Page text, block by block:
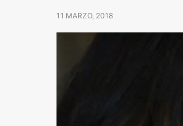
11 MARZO, 2018